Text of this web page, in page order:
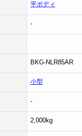
平ボディ
-
BKG-NLR85AR
小型
-
2,000kg